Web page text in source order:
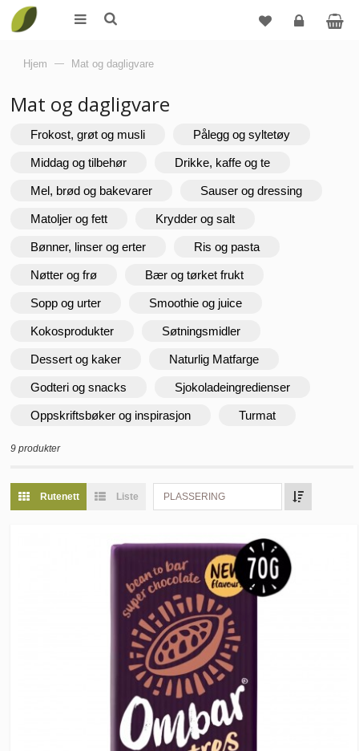
Hjem — Mat og dagligvare
Mat og dagligvare
Frokost, grøt og musli Pålegg og syltetøy
Middag og tilbehør Drikke, kaffe og te
Mel, brød og bakevarer Sauser og dressing
Matoljer og fett Krydder og salt
Bønner, linser og erter Ris og pasta
Nøtter og frø Bær og tørket frukt
Sopp og urter Smoothie og juice
Kokosprodukter Søtningsmidler
Dessert og kaker Naturlig Matfarge
Godteri og snacks Sjokoladeingredienser
Oppskriftsbøker og inspirasjon Turmat
9 produkter
Rutenett Liste PLASSERING